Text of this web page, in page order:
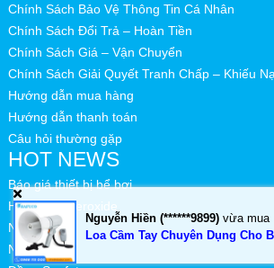
Chính Sách Bảo Vệ Thông Tin Cá Nhân
Chính Sách Đổi Trả – Hoàn Tiền
Chính Sách Giá – Vận Chuyển
Chính Sách Giải Quyết Tranh Chấp – Khiếu
Hướng dẫn mua hàng
Hướng dẫn thanh toán
Câu hỏi thường gặp
HOT NEWS
Báo giá thiết bị bể bơi
Hydrogen Peroxide
NaOH
Na2CO3
Nguyễn Hiền (******9899) vừa mua
Loa Cầm Tay Chuyên Dụng Cho